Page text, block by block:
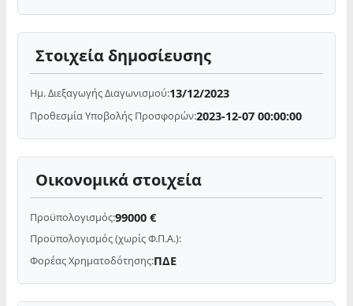
Στοιχεία δημοσίευσης
Ημ. Διεξαγωγής Διαγωνισμού:13/12/2023
Προθεσμία Υποβολής Προσφορών:2023-12-07 00:00:00
Οικονομικά στοιχεία
Προϋπολογισμός:99000 €
Προϋπολογισμός (χωρίς Φ.Π.Α.):
Φορέας Χρηματοδότησης:ΠΔΕ